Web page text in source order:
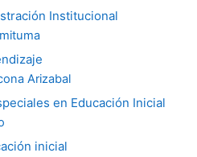
Institucional
Arizabal
en Educación Inicial
inicial